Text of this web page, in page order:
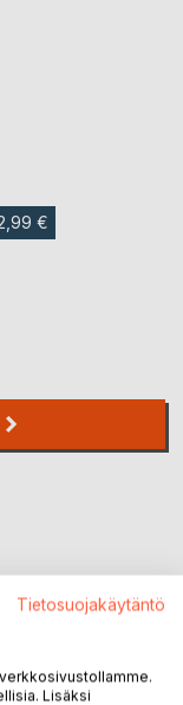
€
Tietosuojakäytäntö
Lisäksi